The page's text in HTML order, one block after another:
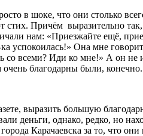
в шоке, что они столько
стих. Причём выразительно
нам: «Приезжайте ещё,
успокоилась!» Она мне
всеми? Иди ко мне!» А он не
благодарны были,
выразить большую
деньги, однако, редко, но
Карачаевска за то, что